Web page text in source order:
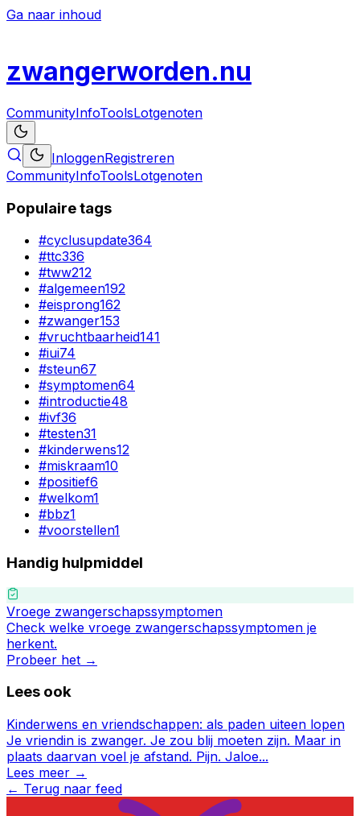
Ga naar inhoud
zwangerworden.nu
CommunityInfoToolsLotgenoten
InloggenRegistreren
CommunityInfoToolsLotgenoten
Populaire tags
#cyclusupdate364
#ttc336
#tww212
#algemeen192
#eisprong162
#zwanger153
#vruchtbaarheid141
#iui74
#steun67
#symptomen64
#introductie48
#ivf36
#testen31
#kinderwens12
#miskraam10
#positief6
#welkom1
#bbz1
#voorstellen1
Handig hulpmiddel
Vroege zwangerschapssymptomen
Check welke vroege zwangerschapssymptomen je
herkent.
Probeer het →
Lees ook
Kinderwens en vriendschappen: als paden uiteen lopen
Je vriendin is zwanger. Je zou blij moeten zijn. Maar in
plaats daarvan voel je afstand. Pijn. Jaloe...
Lees meer →
← Terug naar feed